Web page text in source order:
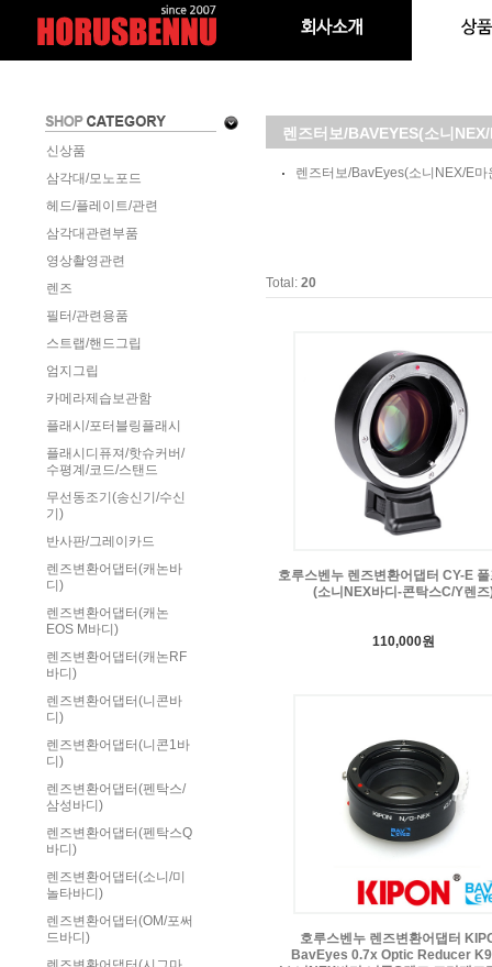
신상품
삼각대/모노포드
헤드/플레이트/관련
삼각대관련부품
영상촬영관련
렌즈
필터/관련용품
스트랩/핸드그립
엄지그립
카메라제습보관함
플래시/포터블링플래시
플래시디퓨져/핫슈커버/
수평계/코드/스탠드
무선동조기(송신기/수신
기)
반사판/그레이카드
렌즈변환어댑터(캐논바
디)
렌즈변환어댑터(캐논
EOS M바디)
렌즈변환어댑터(캐논RF
바디)
렌즈변환어댑터(니콘바
디)
렌즈변환어댑터(니콘1바
디)
렌즈변환어댑터(펜탁스/
삼성바디)
렌즈변환어댑터(펜탁스Q
바디)
렌즈변환어댑터(소니/미
놀타바디)
렌즈변환어댑터(OM/포써
드바디)
렌즈터보/BAVEYES(소니
렌즈터보/BavEyes(소니NEX/E마
Total: 20
호루스벤누 렌즈변환어댑터 CY-E
(소니NEX바디-콘탁스C/Y렌즈
110,000원
호루스벤누 렌즈변환어댑터
BavEyes 0.7x Optic Reducer